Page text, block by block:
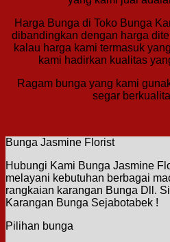
Harga Bunga di Toko Bunga
dibandingkan dengan harga
kalau harga kami termasuk
kami hadirkan kualitas
Ragam bunga yang kami
segar
Bunga Jasmine Florist
Hubungi Kami Bunga Jasmine
melayani kebutuhan berbagai
rangkaian karangan Bunga Dll.
Karangan Bunga Sejabotabek !
Pilihan bunga